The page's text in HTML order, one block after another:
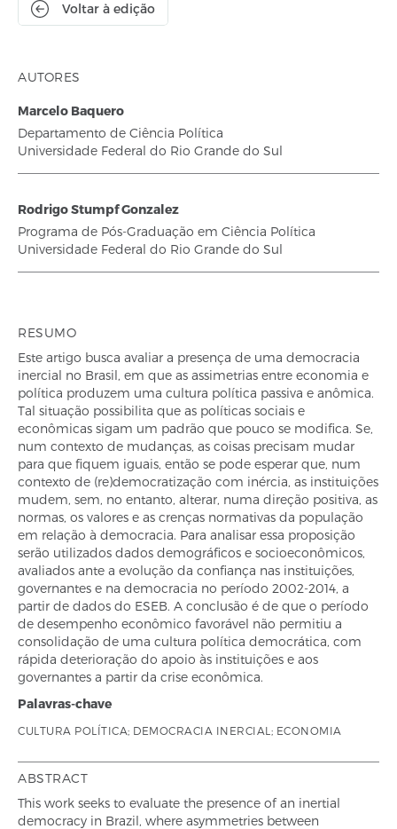
Voltar à edição
AUTORES
Marcelo Baquero
Departamento de Ciência Política
Universidade Federal do Rio Grande do Sul
Rodrigo Stumpf Gonzalez
Programa de Pós-Graduação em Ciência Política
Universidade Federal do Rio Grande do Sul
RESUMO
Este artigo busca avaliar a presença de uma democracia
inercial no Brasil, em que as assimetrias entre economia e
política produzem uma cultura política passiva e anômica.
Tal situação possibilita que as políticas sociais e
econômicas sigam um padrão que pouco se modifica. Se,
num contexto de mudanças, as coisas precisam mudar
para que fiquem iguais, então se pode esperar que, num
contexto de (re)democratização com inércia, as instituições
mudem, sem, no entanto, alterar, numa direção positiva, as
normas, os valores e as crenças normativas da população
em relação à democracia. Para analisar essa proposição
serão utilizados dados demográficos e socioeconômicos,
avaliados ante a evolução da confiança nas instituições,
governantes e na democracia no período 2002-2014, a
partir de dados do ESEB. A conclusão é de que o período
de desempenho econômico favorável não permitiu a
consolidação de uma cultura política democrática, com
rápida deterioração do apoio às instituições e aos
governantes a partir da crise econômica.
Palavras-chave
CULTURA POLÍTICA; DEMOCRACIA INERCIAL; ECONOMIA
ABSTRACT
This work seeks to evaluate the presence of an inertial
democracy in Brazil, where asymmetries between